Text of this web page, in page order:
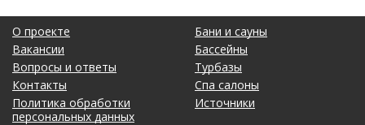
О проекте
Вакансии
Вопросы и ответы
Контакты
Политика обработки
персональных данных
Бани и сауны
Бассейны
Турбазы
Спа салоны
Источники